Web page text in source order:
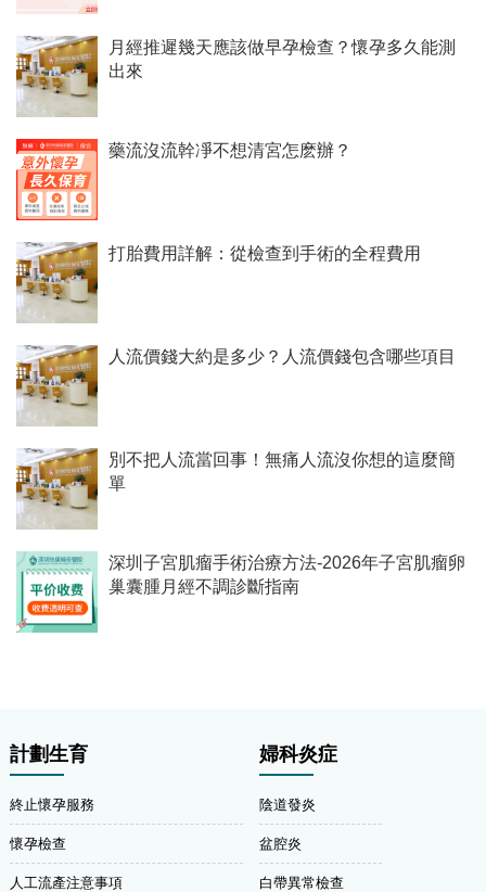
月經推遲幾天應該做早孕檢查？懷孕多久能測
出來
藥流沒流幹凈不想清宮怎麽辦？
打胎費用詳解：從檢查到手術的全程費用
人流價錢大約是多少？人流價錢包含哪些項目
別不把人流當回事！無痛人流沒你想的這麼簡
單
深圳子宮肌瘤手術治療方法-2026年子宮肌瘤卵
巢囊腫月經不調診斷指南
計劃生育
終止懷孕服務
懷孕檢查
人工流產注意事項
婦科炎症
陰道發炎
盆腔炎
白帶異常檢查